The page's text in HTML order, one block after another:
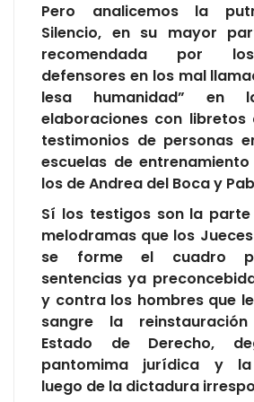
Pero analicemos la
Silencio, en su mayor
recomendada por
defensores en los mal
lesa humanidad” en
elaboraciones con libretos
testimonios de personas
escuelas de
los de Andrea del Boca y
Sí los testigos son la
melodramas que los
se forme el cuadro
sentencias ya
y contra los hombres que
sangre la
Estado de Derecho,
pantomima jurídica y la
luego de la dictadura